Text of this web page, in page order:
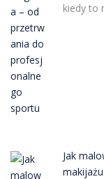
kiedy to
Jak